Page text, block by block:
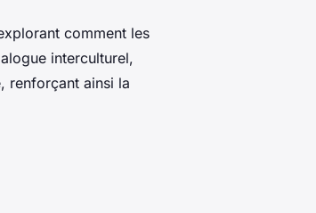
comment les
interculturel,
renforçant ainsi la